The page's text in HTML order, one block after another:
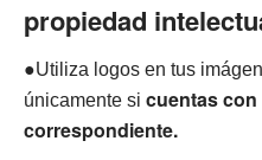
propiedad
●Utiliza logos en tus
únicamente si cuentas
correspondiente.